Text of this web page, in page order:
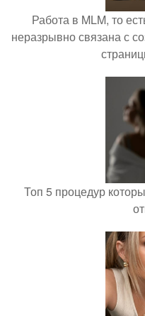
Работа в MLM, то
неразрывно связана с
Топ 5 процедур